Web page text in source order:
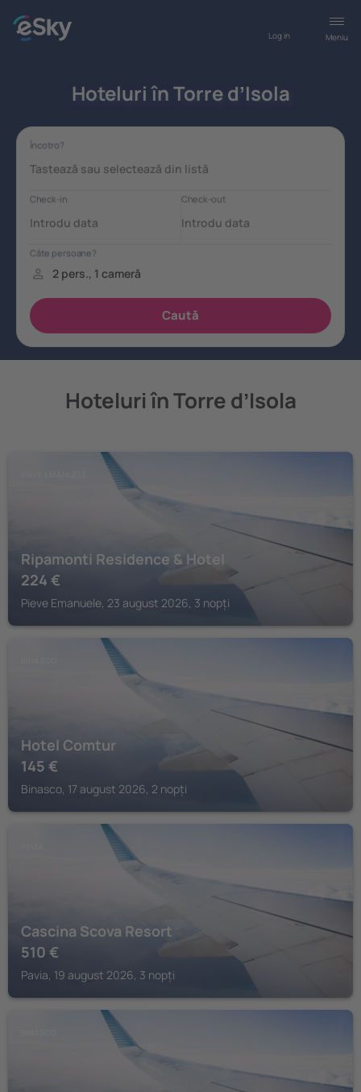
Meniu
Log in
Hoteluri în Torre dʼIsola
Hoteluri în Torre dʼIsola
Ripamonti Residence & Hotel
224 €
Pieve Emanuele, 23 august 2026, 3 nopți
Hotel Comtur
145 €
Binasco, 17 august 2026, 2 nopți
Cascina Scova Resort
510 €
Pavia, 19 august 2026, 3 nopți